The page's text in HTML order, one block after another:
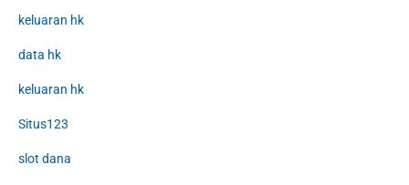
keluaran hk
data hk
keluaran hk
Situs123
slot dana